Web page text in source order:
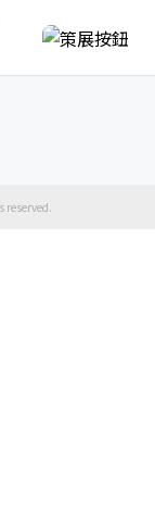
reserved.